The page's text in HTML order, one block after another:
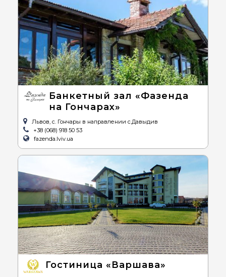
Банкетный зал «Фазенда
на Гончарах»
Львов, с. Гончары в направлении с.Давыдив
+38 (068) 918 50 53
fazenda.lviv.ua
Гостиница «Варшава»